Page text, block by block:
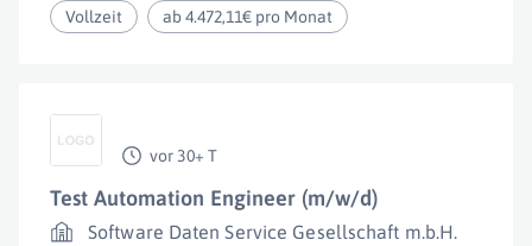
Vollzeit ab 4.472,11€ pro Monat
vor 30+ T
Test Automation Engineer (m/w/d)
Software Daten Service Gesellschaft m.b.H.